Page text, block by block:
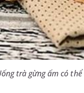
trà gừng ấm có